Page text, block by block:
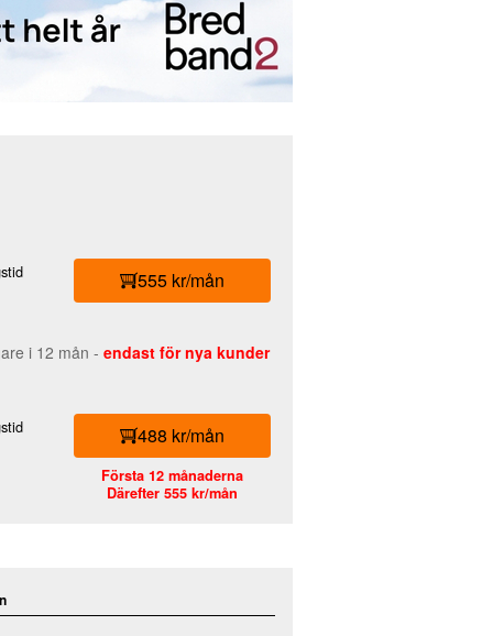
555 kr/mån
i 12 mån - endast för nya kunder
488 kr/mån
Första 12 månaderna
Därefter 555 kr/mån